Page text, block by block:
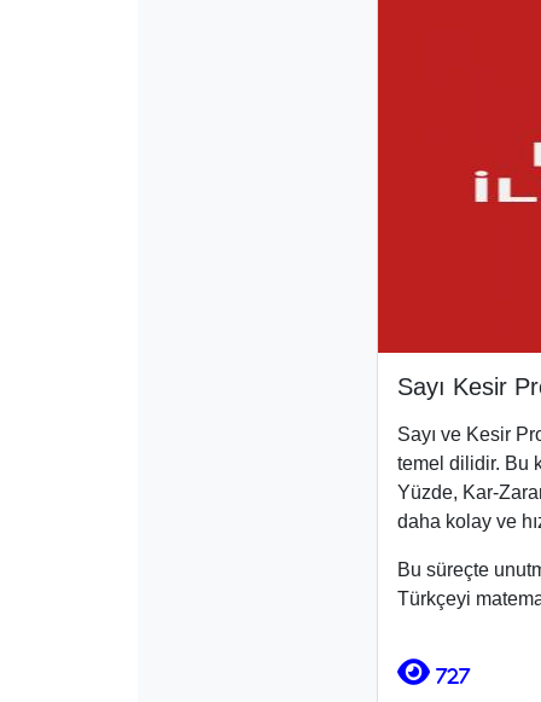
Sayı Kesir
Sayı ve Kesir
temel dilidir. Bu
Yüzde, Kar-
daha kolay ve
Bu süreçte
Türkçeyi
727